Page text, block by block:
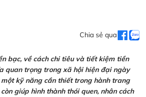
Chia sẻ qua
bạc, về cách chi tiêu và tiết kiệm tiền
quan trọng trong xã hội hiện đại ngày
kỹ năng cần thiết trong hành trang
giúp hình thành thói quen, nhân cách